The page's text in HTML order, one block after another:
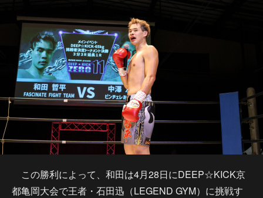
この勝利によって、和田は4月28日にDEEP☆KICK京
都亀岡大会で王者・石田迅（LEGEND GYM）に挑戦す